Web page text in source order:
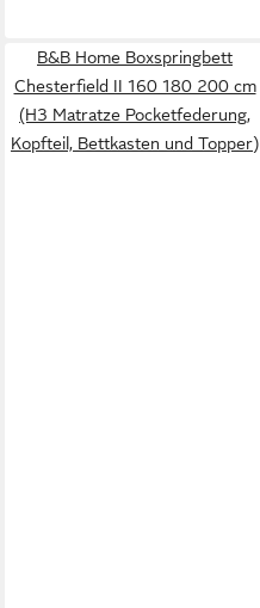
B&B Home Boxspringbett
Chesterfield II 160 180 200 cm
(H3 Matratze Pocketfederung,
Kopfteil, Bettkasten und Topper)